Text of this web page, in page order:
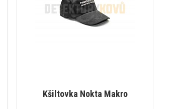
Kšiltovka Nokta Makro